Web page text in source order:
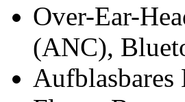
Over-Ear-
(ANC),
Aufblasbares